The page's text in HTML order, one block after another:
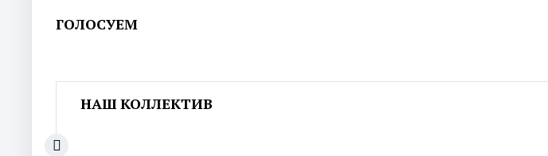
ГОЛОСУЕМ
НАШ КОЛЛЕКТИВ